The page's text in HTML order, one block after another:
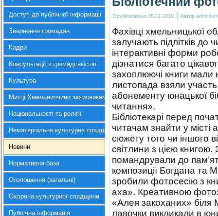
Доступ до публічної інформації
Звернення громадян
Кадри
Консультації з громадськістю
Культура
Митці Хмельниччини захисникам України
Національності та релігії
Нематеріальна культурна спадщина
Новини
Нормативна база
Оголошення (загальні)
Охорона культурної спадщини
Публічна інформація
Опубліковано 05.11.2019 | Автор
Фахівці хмельницької
залучають підлітків до
інтерактивні форми
дізнатися багато
захоплюючі книги мали
листопада взяли
абонементу юнацької
читання».
Бібліотекарі перед
читачам знайти у місті
сюжету того чи іншого
світлини з цією
помандрували до
композиції Богдана та
зробили фотосесію з
аха». Креативною
«Алея закоханих»
лавочки викликали в